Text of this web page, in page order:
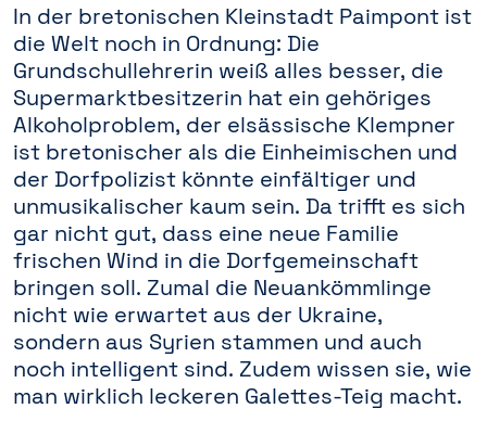
In der bretonischen Kleinstadt Paimpont ist
die Welt noch in Ordnung: Die
Grundschullehrerin weiß alles besser, die
Supermarktbesitzerin hat ein gehöriges
Alkoholproblem, der elsässische Klempner
ist bretonischer als die Einheimischen und
der Dorfpolizist könnte einfältiger und
unmusikalischer kaum sein. Da trifft es sich
gar nicht gut, dass eine neue Familie
frischen Wind in die Dorfgemeinschaft
bringen soll. Zumal die Neuankömmlinge
nicht wie erwartet aus der Ukraine,
sondern aus Syrien stammen und auch
noch intelligent sind. Zudem wissen sie, wie
man wirklich leckeren Galettes-Teig macht.